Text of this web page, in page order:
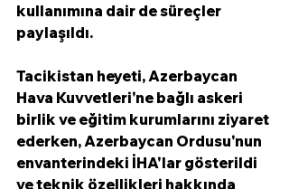
kullanımına dair de süreçler
paylaşıldı.
Tacikistan heyeti, Azerbaycan
Hava Kuvvetleri'ne bağlı askeri
birlik ve eğitim kurumlarını ziyaret
ederken, Azerbaycan Ordusu'nun
envanterindeki İHA'lar gösterildi
ve teknik özellikleri hakkında